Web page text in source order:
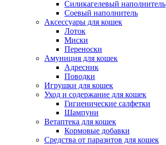
Силикагелевый наполнитель
Соевый наполнитель
Аксессуары для кошек
Лоток
Миски
Переноски
Амуниция для кошек
Адресник
Поводки
Игрушки для кошек
Уход и содержание для кошек
Гигиенические салфетки
Шампуни
Ветаптека для кошек
Кормовые добавки
Средства от паразитов для кошек